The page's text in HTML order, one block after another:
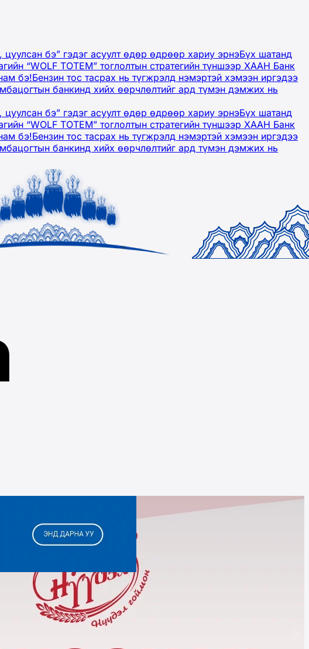
бэ” гэдэг асуулт өдөр өдрөөр хариу эрнэБүх шатанд
“WOLF TOTEM” тоглолтын стратегийн түншээр ХААН Банк
бэ!Бензин тос тасрах нь түгжрэлд нэмэртэй хэмээн иргэдээ
банкинд хийх өөрчлөлтийг ард түмэн дэмжих нь
бэ” гэдэг асуулт өдөр өдрөөр хариу эрнэБүх шатанд
“WOLF TOTEM” тоглолтын стратегийн түншээр ХААН Банк
бэ!Бензин тос тасрах нь түгжрэлд нэмэртэй хэмээн иргэдээ
банкинд хийх өөрчлөлтийг ард түмэн дэмжих нь